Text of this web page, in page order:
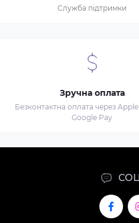
Служба підтримки
Зручна оплата
Безконтактна оплата через
Google Pay